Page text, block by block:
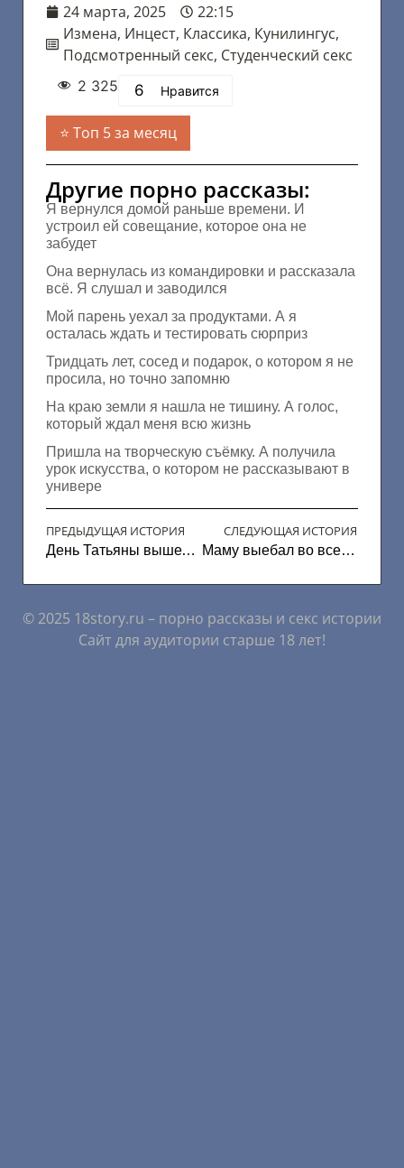
24 марта, 2025
22:15
Измена, Инцест, Классика, Кунилингус,
Подсмотренный секс, Студенческий секс
2 325 6 Нравится
Топ 5 за месяц
Другие порно рассказы:
Я вернулся домой раньше времени. И
устроил ей совещание, которое она не
забудет
Она вернулась из командировки и рассказала
всё. Я слушал и заводился
Мой парень уехал за продуктами. А я
осталась ждать и тестировать сюрприз
Тридцать лет, сосед и подарок, о котором я не
просила, но точно запомню
На краю земли я нашла не тишину. А голос,
который ждал меня всю жизнь
Пришла на творческую съёмку. А получила
урок искусства, о котором не рассказывают в
универе
ПРЕДЫДУЩАЯ ИСТОРИЯ
День Татьяны вышел насыщенный
СЛЕДУЮЩАЯ ИСТОРИЯ
Маму выебал во все дырочки
© 2025 18story.ru – порно рассказы и секс истории
Сайт для аудитории старше 18 лет!